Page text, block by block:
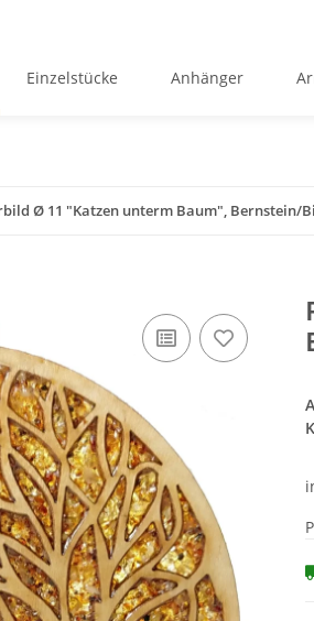
Einzelstücke Anhänger
Ø 11 "Katzen unterm Baum", Bernstein/